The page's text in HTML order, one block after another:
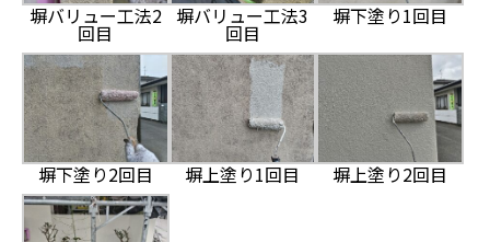
塀バリュー工法2
回目
塀バリュー工法3
回目
塀下塗り1回目
塀下塗り2回目 塀上塗り1回目 塀上塗り2回目